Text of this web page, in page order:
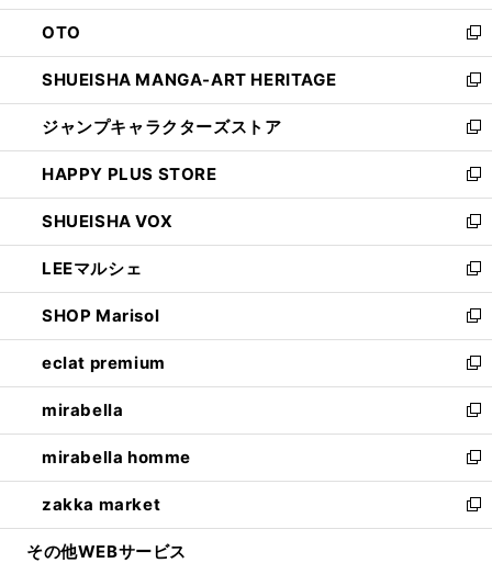
ウ
で
開
く
ン
ド
ウ
で
開
く
OTO
新
し
い
ウ
ィ
ン
ド
ウ
で
開
く
SHUEISHA MANGA-ART HERITAGE
新
し
い
ウ
ィ
ン
ド
ウ
で
開
く
ジャンプキャラクターズストア
新
し
い
ウ
ィ
ン
ド
ウ
で
開
く
HAPPY PLUS STORE
新
し
い
ウ
ィ
ン
ド
ウ
で
開
く
SHUEISHA VOX
新
し
い
ウ
ィ
ン
ド
ウ
で
開
く
LEEマルシェ
新
し
い
ウ
ィ
ン
ド
ウ
で
開
く
SHOP Marisol
新
し
い
ウ
ィ
ン
ド
ウ
で
開
eclat premium
新
し
い
ウ
ィ
ン
ド
ウ
mirabella
新
し
い
ウ
ィ
ン
mirabella homme
新
し
い
ウ
zakka market
新
し
その他WEBサービス